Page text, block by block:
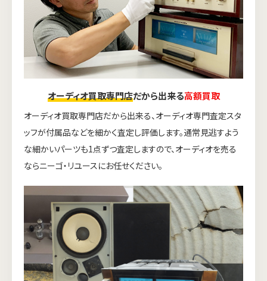
オーディオ買取専門店だから出来る高額買取
オーディオ買取専門店だから出来る、オーディオ専門査定スタ
ッフが付属品などを細かく査定し評価します。通常見逃すよう
な細かいパーツも1点ずつ査定しますので、オーディオを売る
ならニーゴ・リユースにお任せください。